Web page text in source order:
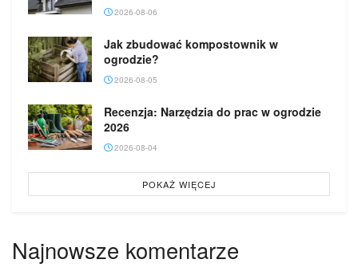
2026-08-06
Jak zbudować kompostownik w
ogrodzie?
2026-08-05
Recenzja: Narzędzia do prac w ogrodzie
2026
2026-08-04
POKAŻ WIĘCEJ
Najnowsze komentarze